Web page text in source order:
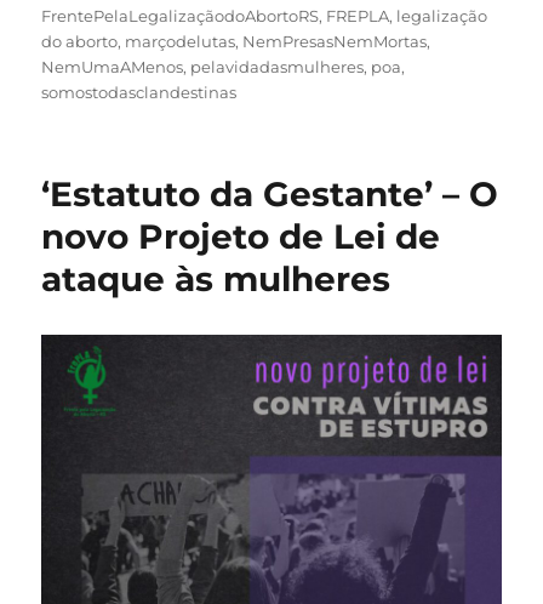
FrentePelaLegalizaçãodoAbortoRS, FREPLA, legalização
do aborto, marçodelutas, NemPresasNemMortas,
NemUmaAMenos, pelavidadasmulheres, poa,
somostodasclandestinas
‘Estatuto da Gestante’ – O
novo Projeto de Lei de
ataque às mulheres